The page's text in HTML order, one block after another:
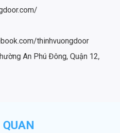
thinhvuongdoor
An Phú Đông, Quận 12,